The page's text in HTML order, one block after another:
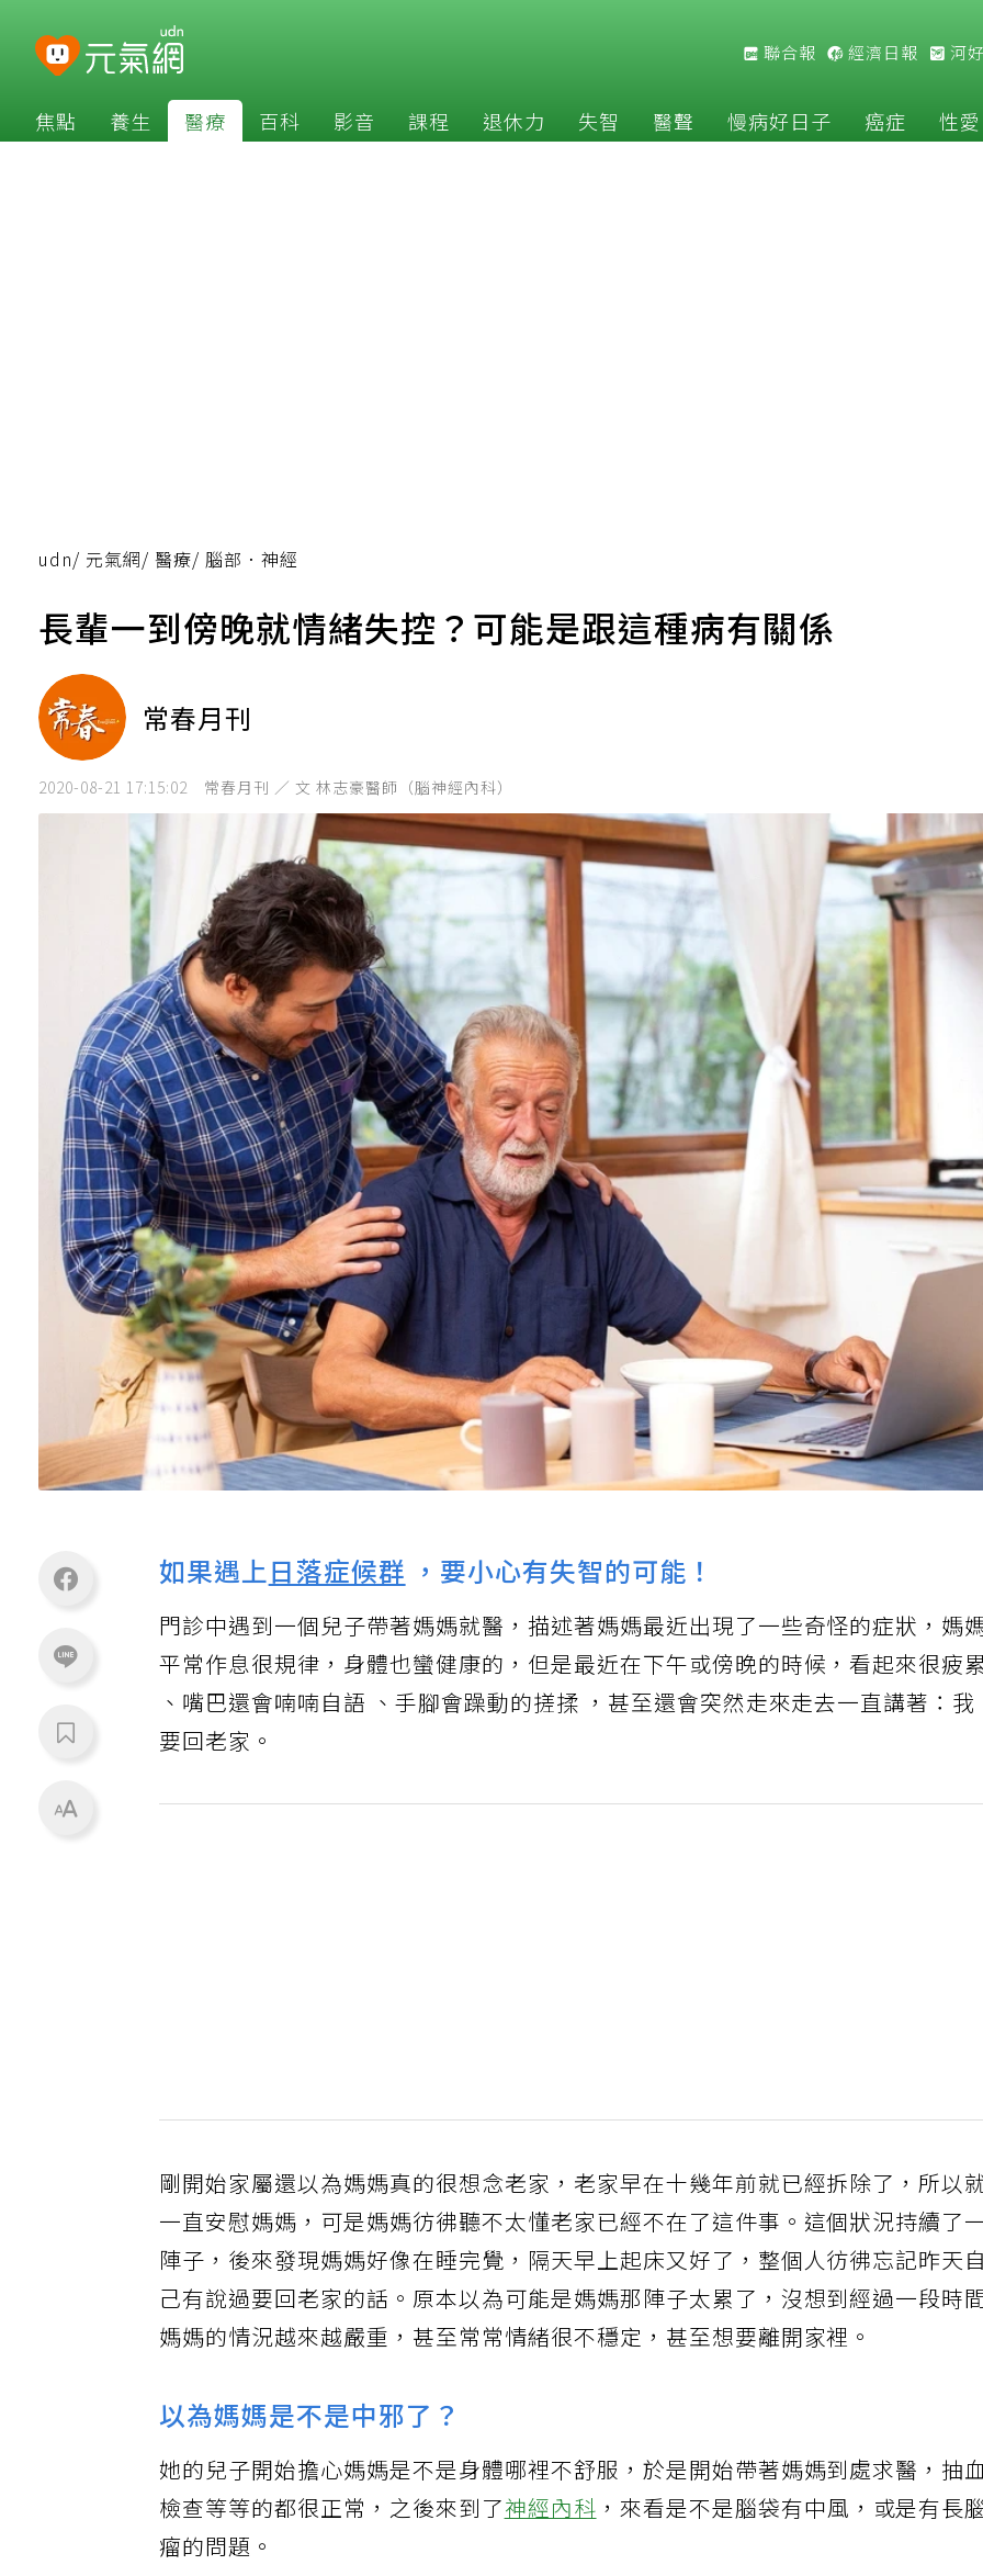
聯合報 經濟日報 河
焦點 養生 醫療 百科 影音 課程 退休力 失智 醫聲 慢病好日子 癌症 性愛
udn/ 元氣網/ 醫療/ 腦部．神經
長輩一到傍晚就情緒失控？可能是跟這種病有關係
常春月刊
2020-08-21 17:15:02 常春月刊 ／ 文 林志豪醫師（腦神經內科）
如果遇上日落症候群 ，要小心有失智的可能！
門診中遇到一個兒子帶著媽媽就醫，描述著媽媽最近出現了一些奇怪的症狀，媽
平常作息很規律，身體也蠻健康的，但是最近在下午或傍晚的時候，看起來很疲
、嘴巴還會喃喃自語 、手腳會躁動的搓揉 ，甚至還會突然走來走去一直講著：我
要回老家。
剛開始家屬還以為媽媽真的很想念老家，老家早在十幾年前就已經拆除了，所以
一直安慰媽媽，可是媽媽彷彿聽不太懂老家已經不在了這件事。這個狀況持續了
陣子，後來發現媽媽好像在睡完覺，隔天早上起床又好了，整個人彷彿忘記昨天
己有說過要回老家的話。原本以為可能是媽媽那陣子太累了，沒想到經過一段時
媽媽的情況越來越嚴重，甚至常常情緒很不穩定，甚至想要離開家裡。
以為媽媽是不是中邪了？
她的兒子開始擔心媽媽是不是身體哪裡不舒服，於是開始帶著媽媽到處求醫，抽
檢查等等的都很正常，之後來到了神經內科 ，來看是不是腦袋有中風，或是有長
瘤的問題。